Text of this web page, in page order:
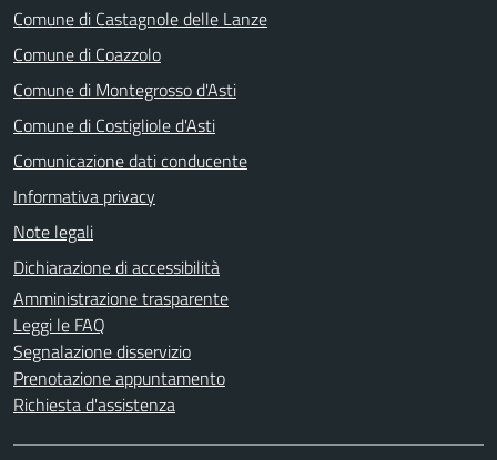
Comune di Castagnole delle Lanze
Comune di Coazzolo
Comune di Montegrosso d'Asti
Comune di Costigliole d'Asti
Comunicazione dati conducente
Informativa privacy
Note legali
Dichiarazione di accessibilità
Amministrazione trasparente
Leggi le FAQ
Segnalazione disservizio
Prenotazione appuntamento
Richiesta d'assistenza